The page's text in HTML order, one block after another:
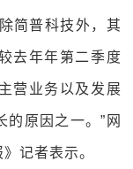
简普科技外，其
去年年第二季度
营业务以及发展
的原因之一。”网
记者表示。